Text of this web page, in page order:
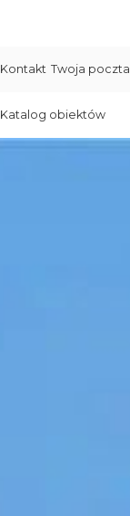
Kontakt Twoja poczta
Katalog obiektów